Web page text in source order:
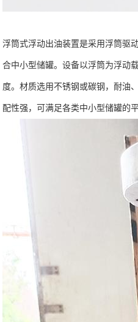
浮筒式浮动出油装置是采用浮筒驱
合中小型储罐。设备以浮筒为浮动
度。材质选用不锈钢或碳钢，耐油
配性强，可满足各类中小型储罐的